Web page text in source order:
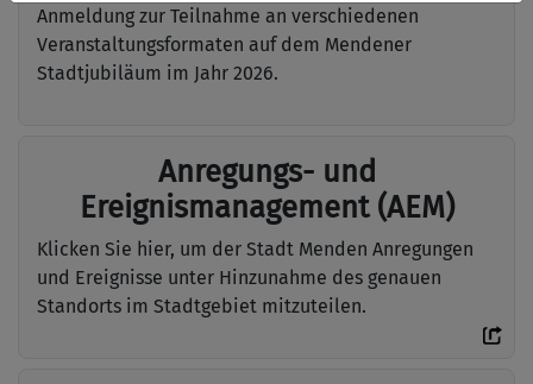
Anmeldung zur Teilnahme an verschiedenen
Veranstaltungsformaten auf dem Mendener
Stadtjubiläum im Jahr 2026.
Anregungs- und
Ereignismanagement (AEM)
Klicken Sie hier, um der Stadt Menden Anregungen
und Ereignisse unter Hinzunahme des genauen
Standorts im Stadtgebiet mitzuteilen.